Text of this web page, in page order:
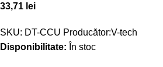
33,71 lei
SKU: DT-CCU Producător:V-tech
Disponibilitate: În stoc